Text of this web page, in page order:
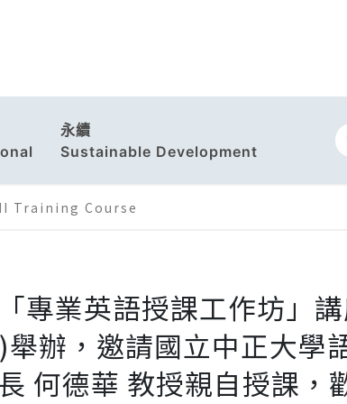
永續
Sustainable Development
Training Course
專業英語授課工作坊」
辦，邀請國立中正大學
何德華 教授親自授課，